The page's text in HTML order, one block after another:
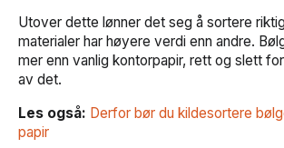
Utover dette lønner det seg å sortere
materialer har høyere verdi enn andre.
mer enn vanlig kontorpapir, rett og slett
av det.
Les også: Derfor bør du kildesortere
papir